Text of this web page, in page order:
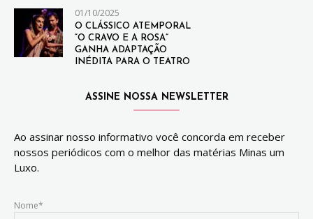
01/10/2025
O CLÁSSICO ATEMPORAL
“O CRAVO E A ROSA”
GANHA ADAPTAÇÃO
INÉDITA PARA O TEATRO
ASSINE NOSSA NEWSLETTER
Ao assinar nosso informativo você concorda em receber
nossos periódicos com o melhor das matérias Minas um
Luxo.
Nome*